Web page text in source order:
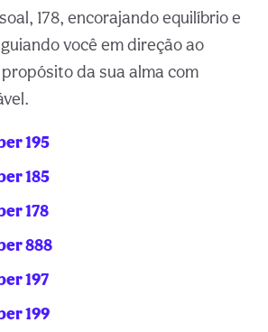
178, encorajando equilíbrio e
você em direção ao
da sua alma com
195
185
178
888
197
199